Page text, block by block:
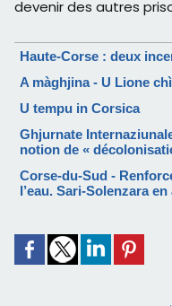
devenir des autres
Haute-Corse : deux
A màghjina - U Lione
U tempu in Corsica
Ghjurnate
notion de «
Corse-du-Sud -
l’eau. Sari-Solenzara